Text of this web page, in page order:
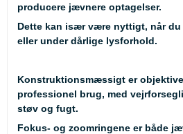
producere jævnere optagelser.
Dette kan især være nyttigt, når
eller under dårlige lysforhold.
Konstruktionsmæssigt er
professionel brug, med
støv og fugt.
Fokus- og zoomringene er både